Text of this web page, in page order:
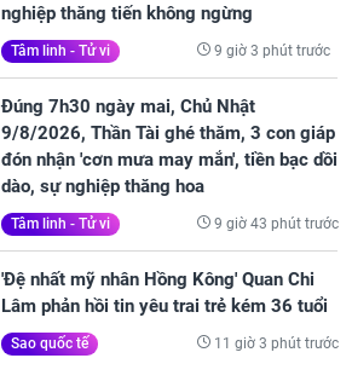
nghiệp thăng tiến không ngừng
Tâm linh - Tử vi 9 giờ 3 phút trước
Đúng 7h30 ngày mai, Chủ Nhật
9/8/2026, Thần Tài ghé thăm, 3 con giáp
đón nhận 'cơn mưa may mắn', tiền bạc dồi
dào, sự nghiệp thăng hoa
Tâm linh - Tử vi 9 giờ 43 phút trước
'Đệ nhất mỹ nhân Hồng Kông' Quan Chi
Lâm phản hồi tin yêu trai trẻ kém 36 tuổi
Sao quốc tế 11 giờ 3 phút trước